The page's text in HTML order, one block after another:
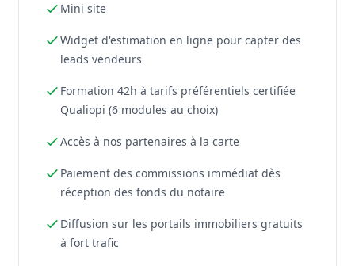
Mini site
Widget d'estimation en ligne pour capter des
leads vendeurs
Formation 42h à tarifs préférentiels certifiée
Qualiopi (6 modules au choix)
Accès à nos partenaires à la carte
Paiement des commissions immédiat dès
réception des fonds du notaire
Diffusion sur les portails immobiliers gratuits
à fort trafic